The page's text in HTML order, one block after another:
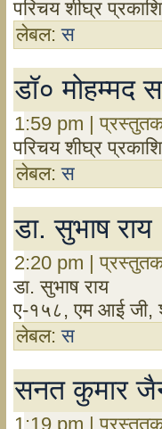
परिचय शीघ्र
लेबल:स
डॉ० मोहम्मद
1:59 pm |
परिचय शीघ्र
लेबल:स
डा. सुभाष राय
2:20 pm |
डा. सुभाष राय
ए-१५८, एम आई जी,
लेबल:स
सनत कुमार
1:19 pm |